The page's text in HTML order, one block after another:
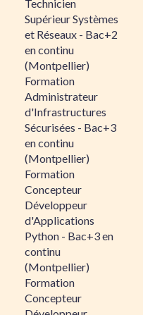
Technicien
Supérieur Systèmes
et Réseaux - Bac+2
en continu
(Montpellier)
Formation
Administrateur
d'Infrastructures
Sécurisées - Bac+3
en continu
(Montpellier)
Formation
Concepteur
Développeur
d'Applications
Python - Bac+3 en
continu
(Montpellier)
Formation
Concepteur